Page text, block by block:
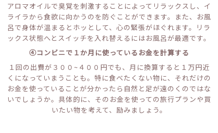
アロマオイルで臭覚を刺激することによってリラックスし、イ
ライラから食欲に向かうのを防ぐことができます。また、お風
呂で身体が温まるとホッとして、心の緊張がほぐれます。リラ
ックス状態へとスイッチを入れ替えるにはお風呂が最適です。
④コンビニで１か月に使っているお金を計算する
１回の出費が３００~４００円でも、月に換算すると１万円近
くになっていまうことも。特に食べたくない物に、それだけの
お金を使っていることが分かったら自然と足が遠のくのではな
いでしょうか。具体的に、そのお金を使っての旅行プランや買
いたい物を考えて、励みましょう。